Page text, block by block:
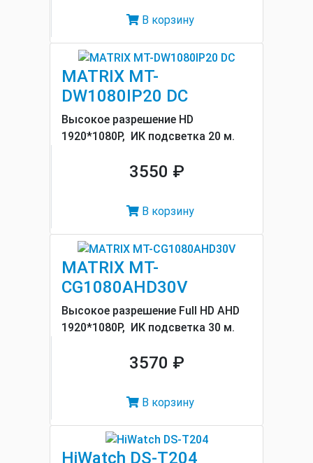
В корзину
MATRIX MT-
DW1080IP20 DC
Высокое разрешение HD
1920*1080P, ИК подсветка 20 м.
3550 ₽
В корзину
MATRIX MT-
CG1080AHD30V
Высокое разрешение Full HD AHD
1920*1080P, ИК подсветка 30 м.
3570 ₽
В корзину
HiWatch DS-T204